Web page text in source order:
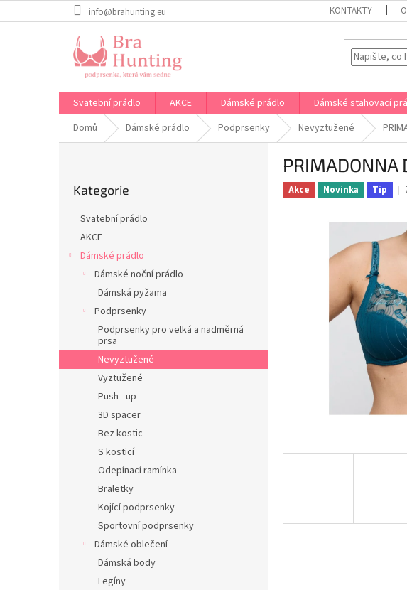
na
info@brahunting.eu KONTAKTY
Svatební prádlo AKCE Dámské prádlo Dámské stahovací
Domů
Dámské prádlo Podprsenky Nevyztužené
l
kategorie
Kategorie
Svatební prádlo
AKCE
Dámské prádlo
Dámské noční prádlo
Dámská pyžama
Podprsenky
Podprsenky pro velká a nadměrná
prsa
Nevyztužené
Vyztužené
Push - up
3D spacer
Bez kostic
S kosticí
Odepínací ramínka
Braletky
Kojící podprsenky
Sportovní podprsenky
Dámské oblečení
Dámská body
Legíny
PRIMADONNA
Akce Novinka Tip